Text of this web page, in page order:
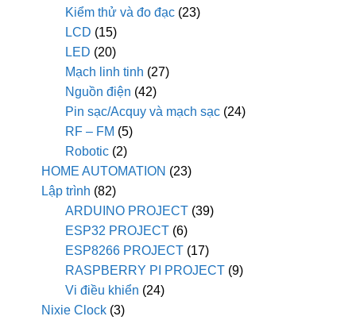
Kiểm thử và đo đạc (23)
LCD (15)
LED (20)
Mạch linh tinh (27)
Nguồn điện (42)
Pin sạc/Acquy và mạch sạc (24)
RF – FM (5)
Robotic (2)
HOME AUTOMATION (23)
Lập trình (82)
ARDUINO PROJECT (39)
ESP32 PROJECT (6)
ESP8266 PROJECT (17)
RASPBERRY PI PROJECT (9)
Vi điều khiển (24)
Nixie Clock (3)